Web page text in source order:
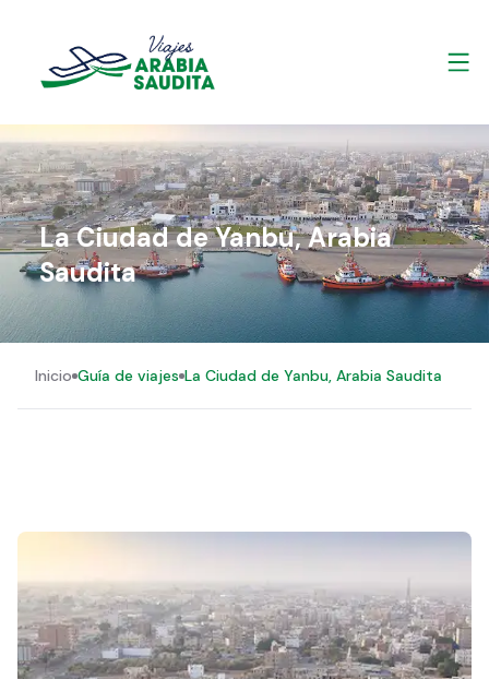
La Ciudad de Yanbu, Arabia
Saudita
Inicio Guía de viajes La Ciudad de Yanbu, Arabia Saudita